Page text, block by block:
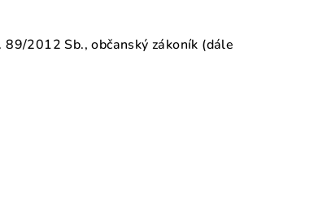
89/2012 Sb., občanský zákoník (dále